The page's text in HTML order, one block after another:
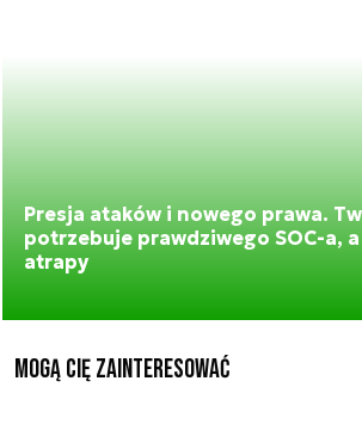
Presja ataków i nowego prawa.
potrzebuje prawdziwego SOC-a,
atrapy
Mogą Cię zainteresować